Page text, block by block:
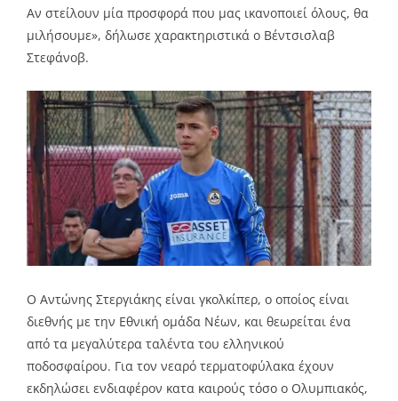
Αν στείλουν μία προσφορά που μας ικανοποιεί όλους, θα
μιλήσουμε», δήλωσε χαρακτηριστικά ο Βέντσισλαβ
Στεφάνοβ.
Ο Αντώνης Στεργιάκης είναι γκολκίπερ, ο οποίος είναι
διεθνής με την Εθνική ομάδα Νέων, και θεωρείται ένα
από τα μεγαλύτερα ταλέντα του ελληνικού
ποδοσφαίρου. Για τον νεαρό τερματοφύλακα έχουν
εκδηλώσει ενδιαφέρον κατα καιρούς τόσο ο Ολυμπιακός,